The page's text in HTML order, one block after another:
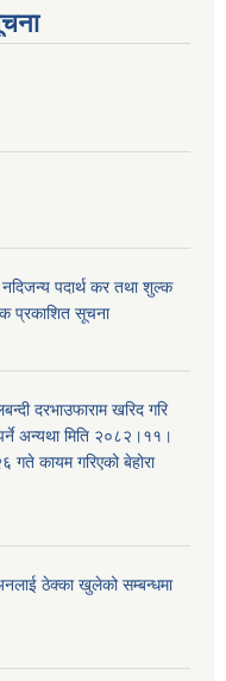
पदार्थ कर तथा शुल्क
प्रकाशित सूचना
दरभाउफाराम खरिद गरि
अन्यथा मिति २०८२।११।
गते कायम गरिएको बेहोरा
ठेक्का खुलेको सम्बन्धमा